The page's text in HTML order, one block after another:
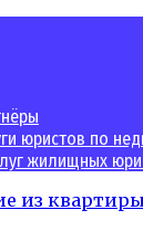
юристов по
жилищных
из